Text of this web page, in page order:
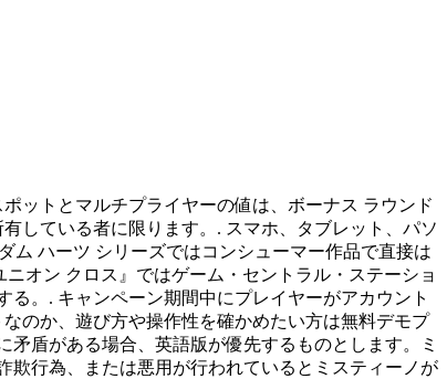
ットとマルチプライヤーの値は、ボーナス ラウンド
している者に限ります。. スマホ、タブレット、パソ
ダム ハーツ シリーズではコンシューマー作品で直接は
オン クロス』ではゲーム・セントラル・ステーショ
。. キャンペーン期間中にプレイヤーがアカウント
のか、遊び方や操作性を確かめたい方は無料デモプ
盾がある場合、英語版が優先するものとします。ミ
欺行為、または悪用が行われているとミスティーノが